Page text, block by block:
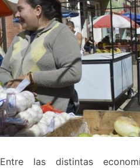
Entre las distintas